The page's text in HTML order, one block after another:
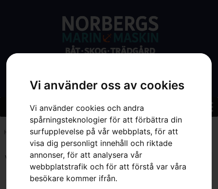
Vi använder oss av cookies
Vi använder cookies och andra
spårningsteknologier för att förbättra din
surfupplevelse på vår webbplats, för att
visa dig personligt innehåll och riktade
annonser, för att analysera vår
webbplatstrafik och för att förstå var våra
besökare kommer ifrån.
Hem 1900 mm
Visar alla 2 resultat